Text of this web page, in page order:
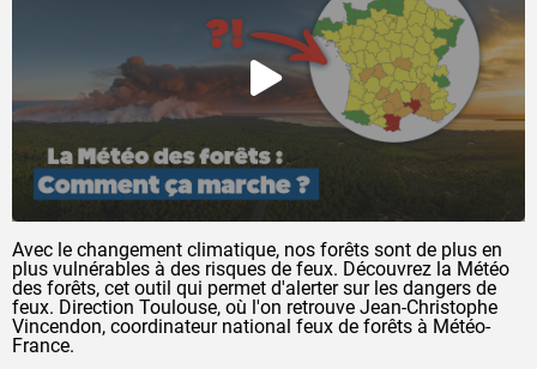
Avec le changement climatique, nos forêts sont de plus en
plus vulnérables à des risques de feux. Découvrez la Météo
des forêts, cet outil qui permet d'alerter sur les dangers de
feux. Direction Toulouse, où l'on retrouve Jean-Christophe
Vincendon, coordinateur national feux de forêts à Météo-
France.